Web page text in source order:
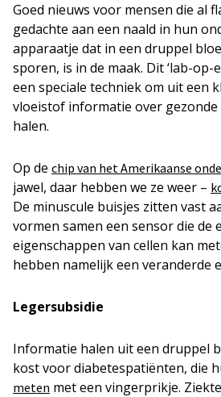
Goed nieuws voor mensen die al
gedachte aan een naald in hun
apparaatje dat in een druppel
sporen, is in de maak. Dit ‘lab-op-
een speciale techniek om uit een
vloeistof informatie over gezonde
halen.
Op de chip van het Amerikaanse
jawel, daar hebben we ze weer –
De minuscule buisjes zitten vast
vormen samen een sensor die de
eigenschappen van cellen kan
hebben namelijk een veranderde
Legersubsidie
Informatie halen uit een druppel
kost voor diabetespatiënten, die
meten met een vingerprikje.